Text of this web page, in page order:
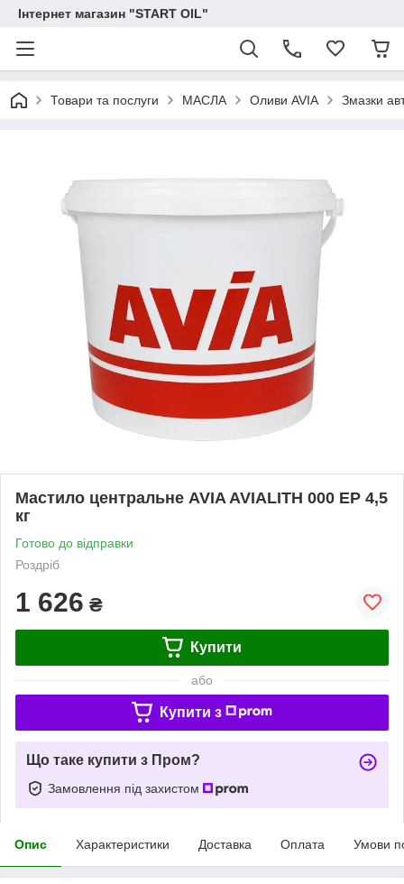
Інтернет магазин "START OIL"
Товари та послуги МАСЛА Оливи AVIA Змазки
Мастило центральне AVIA AVIALITH 000 EP 4,5
кг
Готово до відправки
Роздріб
1 626 ₴
Купити
або
Купити з
Що таке купити з Пром?
Замовлення під захистом
Опис Характеристики Доставка Оплата Умови